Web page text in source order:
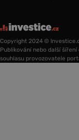
Copyright 2024 ©
Publikování nebo další
souhlasu provozovatele